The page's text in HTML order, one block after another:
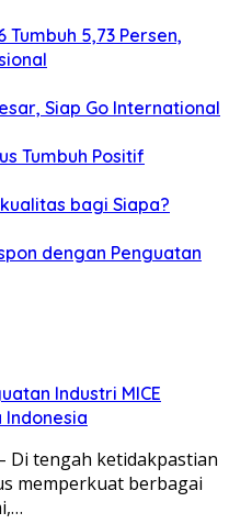
5,73 Persen,
Siap Go International
Tumbuh Positif
bagi Siapa?
dengan Penguatan
Industri MICE
Indonesia
– Di tengah ketidakpastian
memperkuat berbagai